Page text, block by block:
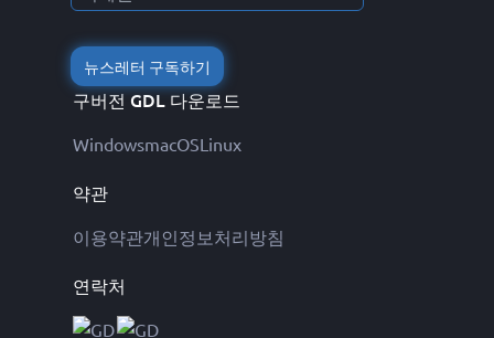
뉴스레터 구독하기
구버전 GDL 다운로드
WindowsmacOSLinux
약관
이용약관개인정보처리방침
연락처